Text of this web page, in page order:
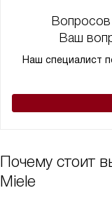
Вопросов
Ваш
Наш специалист
Почему стоит
Miele